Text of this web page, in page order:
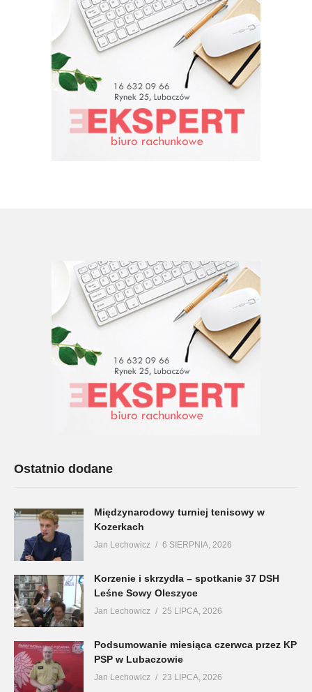
Ostatnio dodane
Międzynarodowy turniej tenisowy w
Kozerkach
Jan Lechowicz 6 SIERPNIA, 2026
Korzenie i skrzydła – spotkanie 37 DSH
Leśne Sowy Oleszyce
Jan Lechowicz 25 LIPCA, 2026
Podsumowanie miesiąca czerwca przez KP
PSP w Lubaczowie
Jan Lechowicz 23 LIPCA, 2026